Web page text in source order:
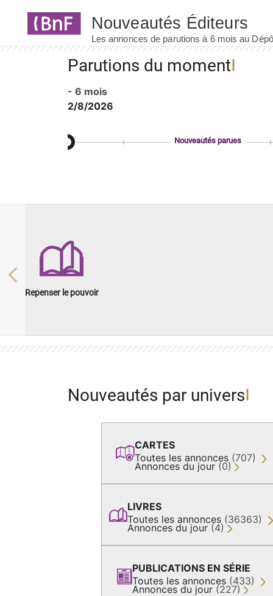
Parutions du moment
- 6 mois
2/8/2026
Nouveautés parues
Repenser le pouvoir
Previous
Nouveautés par univers
CARTES
Toutes les annonces (707)
Annonces du jour (0)
LIVRES
Toutes les annonces (36363)
Annonces du jour (4)
PUBLICATIONS EN SÉRIE
Toutes les annonces (433)
Annonces du jour (227)